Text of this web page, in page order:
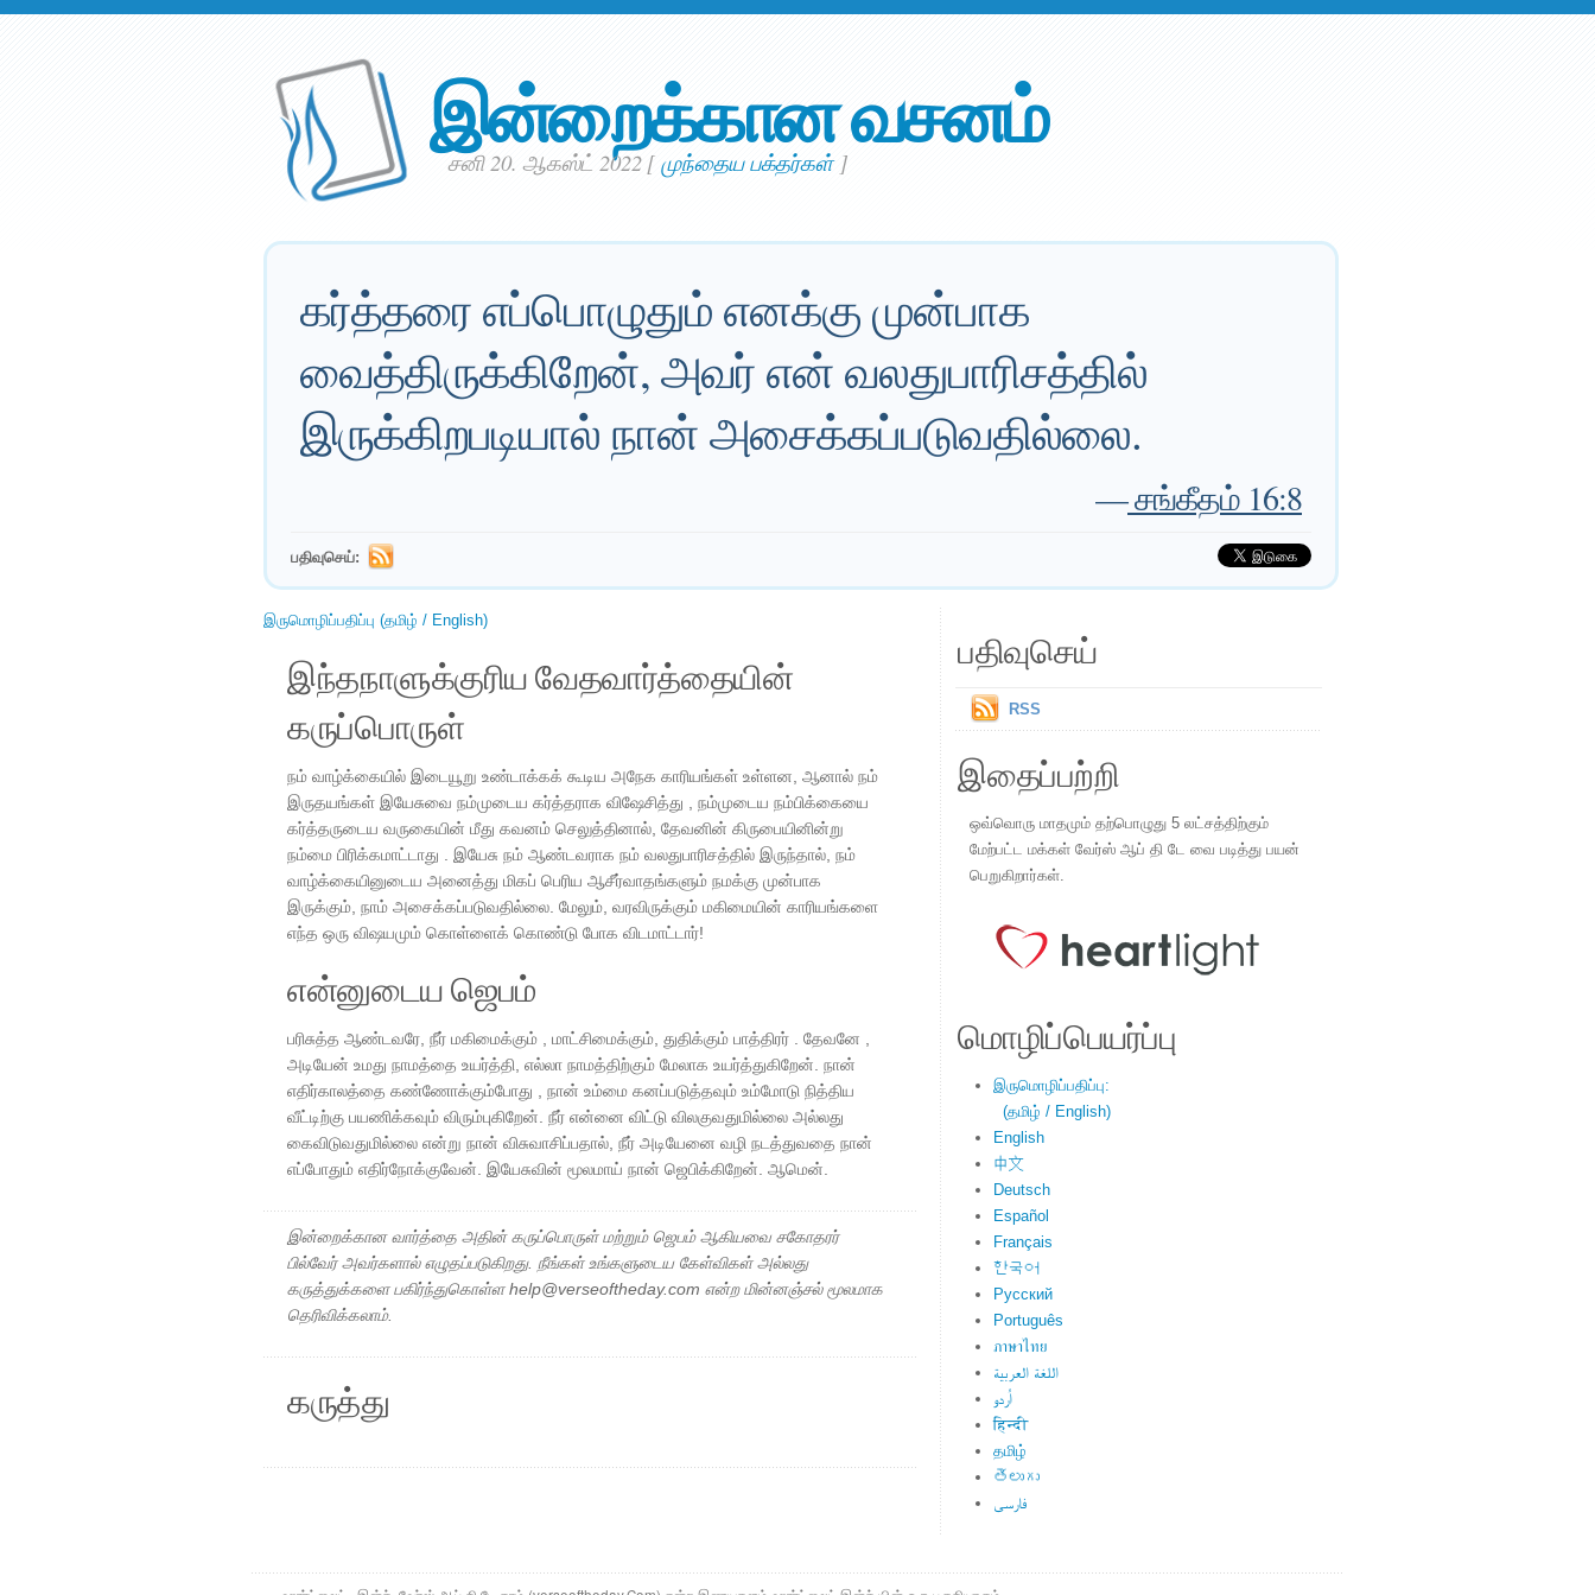
இன்றைக்கான வசனம்
சனி 20. ஆகஸ்ட் 2022 [முந்தைய பக்தர்கள்]
கர்த்தரை எப்பொழுதும் எனக்கு முன்பாக
வைத்திருக்கிறேன், அவர் என் வலதுபாரிசத்தில்
இருக்கிறபடியால் நான் அசைக்கப்படுவதில்லை.
—சங்கீதம் 16:8
பதிவுசெய்:
இருமொழிப்பதிப்பு (தமிழ் / English)
இந்தநாளுக்குரிய வேதவார்த்தையின்
கருப்பொருள்
நம் வாழ்க்கையில் இடையூறு உண்டாக்கக் கூடிய அநேக காரியங்கள் உள்ளன, ஆனால் நம்
இருதயங்கள் இயேசுவை நம்முடைய கர்த்தராக விஷேசித்து , நம்முடைய நம்பிக்கையை
கர்த்தருடைய வருகையின் மீது கவனம் செலுத்தினால், தேவனின் கிருபையினின்று
நம்மை பிரிக்கமாட்டாது . இயேசு நம் ஆண்டவராக நம் வலதுபாரிசத்தில் இருந்தால், நம்
வாழ்க்கையினுடைய அனைத்து மிகப் பெரிய ஆசீர்வாதங்களும் நமக்கு முன்பாக
இருக்கும், நாம் அசைக்கப்படுவதில்லை. மேலும், வரவிருக்கும் மகிமையின் காரியங்களை
எந்த ஒரு விஷயமும் கொள்ளைக் கொண்டு போக விடமாட்டார்!
என்னுடைய ஜெபம்
பரிசுத்த ஆண்டவரே, நீர் மகிமைக்கும் , மாட்சிமைக்கும், துதிக்கும் பாத்திரர் . தேவனே ,
அடியேன் உமது நாமத்தை உயர்த்தி, எல்லா நாமத்திற்கும் மேலாக உயர்த்துகிறேன். நான்
எதிர்காலத்தை கண்ணோக்கும்போது , நான் உம்மை கனப்படுத்தவும் உம்மோடு நித்திய
வீட்டிற்கு பயணிக்கவும் விரும்புகிறேன். நீர் என்னை விட்டு விலகுவதுமில்லை அல்லது
கைவிடுவதுமில்லை என்று நான் விசுவாசிப்பதால், நீர் அடியேனை வழி நடத்துவதை நான்
எப்போதும் எதிர்நோக்குவேன். இயேசுவின் மூலமாய் நான் ஜெபிக்கிறேன். ஆமென்.
இன்றைக்கான வார்த்தை அதின் கருப்பொருள் மற்றும் ஜெபம் ஆகியவை சகோதரர்
பில்வேர் அவர்களால் எழுதப்படுகிறது. நீங்கள் உங்களுடைய கேள்விகள் அல்லது
கருத்துக்களை பகிர்ந்துகொள்ள help@verseoftheday.com என்ற மின்னஞ்சல் மூலமாக
தெரிவிக்கலாம்.
கருத்து
பதிவுசெய்
RSS
இதைப்பற்றி
ஒவ்வொரு மாதமும் தற்பொழுது 5 லட்சத்திற்கும்
மேற்பட்ட மக்கள் வேர்ஸ் ஆப் தி டே வை படித்து பயன்
பெறுகிறார்கள்.
மொழிப்பெயர்ப்பு
இருமொழிப்பதிப்பு:
(தமிழ் / English)
English
中文
Deutsch
Español
Français
한국어
Русский
Português
ภาษาไทย
اللغة العربية
اُردو
हिन्दी
தமிழ்
తెలుగు
فارسی